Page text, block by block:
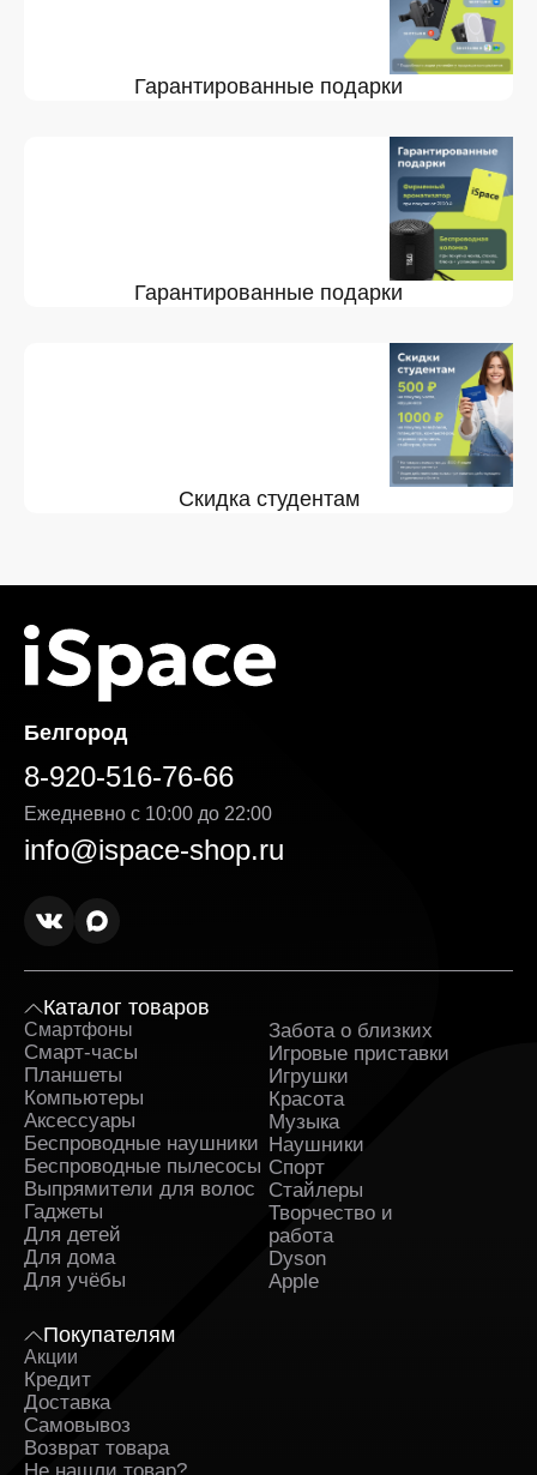
Гарантированные подарки
Гарантированные подарки
Скидка студентам
Белгород
8-920-516-76-66
Ежедневно с 10:00 до 22:00
info@ispace-shop.ru
Каталог товаров
Смартфоны
Смарт-часы
Планшеты
Компьютеры
Аксессуары
Беспроводные наушники
Беспроводные пылесосы
Выпрямители для волос
Гаджеты
Для детей
Для дома
Для учёбы
Забота о близких
Игровые приставки
Игрушки
Красота
Музыка
Наушники
Спорт
Стайлеры
Творчество и
работа
Dyson
Apple
Покупателям
Акции
Кредит
Доставка
Самовывоз
Возврат товара